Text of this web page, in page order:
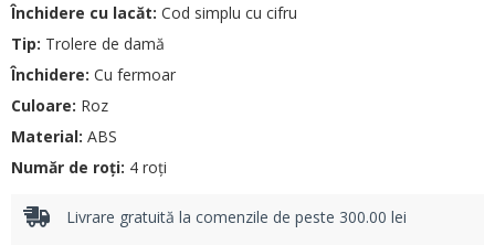
Închidere cu lacăt: Cod simplu cu cifru
Tip: Trolere de damă
Închidere: Cu fermoar
Culoare: Roz
Material: ABS
Număr de roți: 4 roți
Livrare gratuită la comenzile de peste 300.00 lei